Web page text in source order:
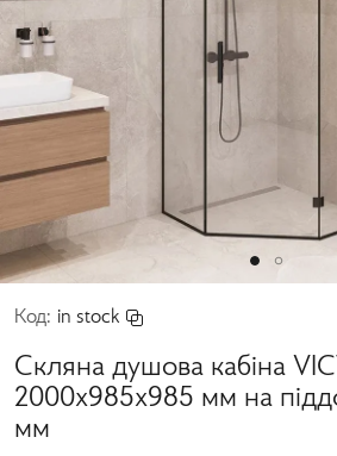
Код: in stock
Скляна душова кабіна
2000x985x985 мм на
мм